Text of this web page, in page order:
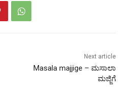
Next article
Masala majjige – ಮಸಾಲಾ
ಮಜ್ಜಿಗೆ